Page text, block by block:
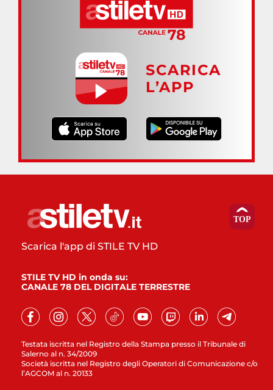
SCARICA
L’APP
Testata iscritta nel Registro della Stampa presso il Tribunale di
Salerno al n. 34/2009
Società iscritta nel Registro degli Operatori di Comunicazione c/o
l’AGCOM al n. 20133
Scarica l'app di STILE TV HD
STILE TV HD in onda su:
CANALE 78 DEL DIGITALE TERRESTRE